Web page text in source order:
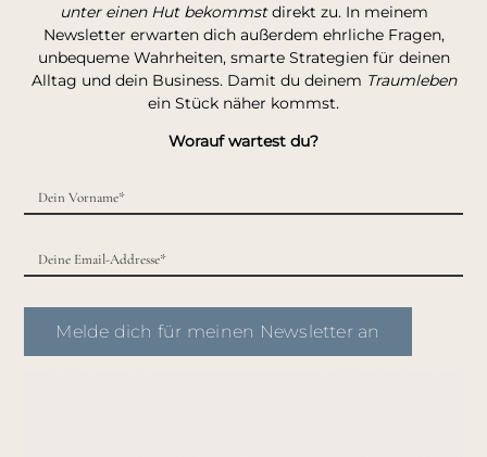
unter einen Hut bekommstdirekt zu. In meinem
Newsletter erwarten dich außerdem ehrliche Fragen,
unbequeme Wahrheiten, smarte Strategien für deinen
Alltag und dein Business. Damit du deinem Traumleben
ein Stück näher kommst.
Worauf wartest du?
Melde dich für meinen Newsletter an